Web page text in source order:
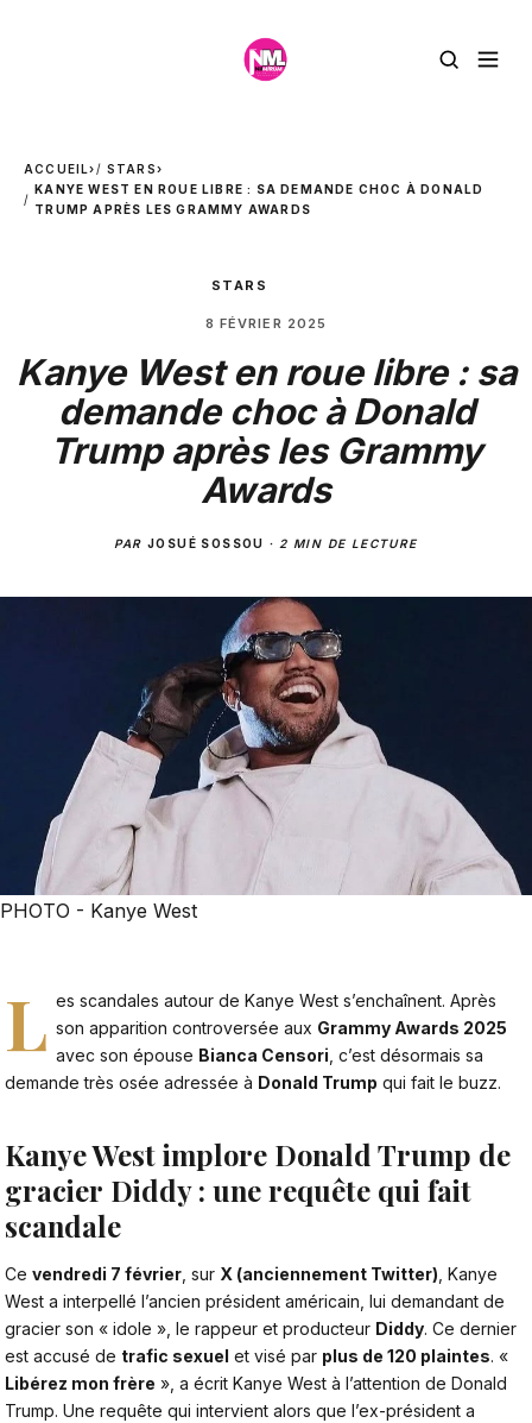
ACCUEIL› STARS›
KANYE WEST EN ROUE LIBRE : SA DEMANDE CHOC À DONALD
TRUMP APRÈS LES GRAMMY AWARDS
STARS
8 FÉVRIER 2025
Kanye West en roue libre : sa
demande choc à Donald
Trump après les Grammy
Awards
PARJOSUÉ SOSSOU · 2 MIN DE LECTURE
PHOTO - Kanye West
L es scandales autour de Kanye West s’enchaînent. Après
son apparition controversée aux Grammy Awards 2025
avec son épouse Bianca Censori, c’est désormais sa
demande très osée adressée à Donald Trump qui fait le buzz.
Kanye West implore Donald Trump de
gracier Diddy : une requête qui fait
scandale
Ce vendredi 7 février , sur X (anciennement Twitter) Kanye
West a interpellé l’ancien président américain, lui demandant de
gracier son « idole », le rappeur et producteur Diddy. Ce dernier
est accusé de trafic sexuel et visé par plus de 120 plaintes. «
Libérez mon frère », a écrit Kanye West à l’attention de Donald
Trump. Une requête qui intervient alors que l’ex-président a